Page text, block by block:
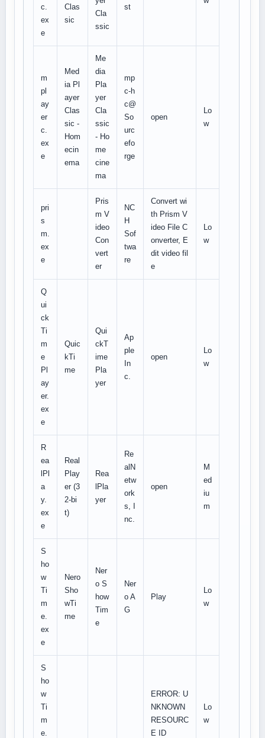
c.
ex
e
Clas
sic
Cla
ssic
st
m
pl
ay
er
c.
ex
e
Med
ia Pl
ayer
Clas
sic -
Hom
ecin
ema
Me
dia
Pla
yer
Cla
ssic
- Ho
me
cine
ma
mp
c-h
c@
So
urc
efo
rge
open
Lo
w
pri
s
m.
ex
e
Pris
m V
ideo
Con
vert
er
NC
H
Sof
twa
re
Convert wi
th Prism V
ideo File C
onverter, E
dit video fil
e
Lo
w
Q
ui
ck
Ti
m
e
Pl
ay
er.
ex
e
Quic
kTi
me
Qui
ckT
ime
Pla
yer
Ap
ple
In
c.
open
Lo
w
R
ea
lPl
a
y.
ex
e
Real
Play
er (3
2-bi
t)
Rea
lPla
yer
Re
alN
etw
ork
s, I
nc.
open
M
ed
iu
m
S
ho
w
Ti
m
e.
ex
e
Nero
Sho
wTi
me
Ner
o S
how
Tim
e
Ner
o A
G
Play
Lo
w
S
ho
w
Ti
m
e.
ERROR: U
NKNOWN
RESOURC
E ID
Lo
w